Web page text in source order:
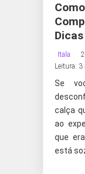
Itala
Leitura: 3
Se
calça
ao
que
está